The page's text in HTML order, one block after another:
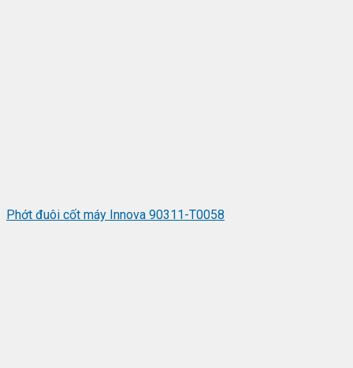
Phớt đuôi cốt máy Innova 90311-T0058